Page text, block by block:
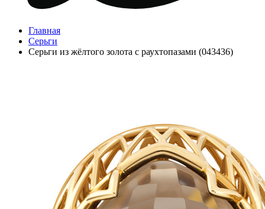
Главная
Серьги
Серьги из жёлтого золота с раухтопазами (043436)